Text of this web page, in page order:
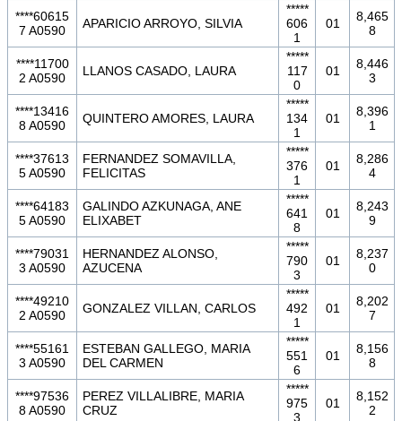
****60615
7 A0590
APARICIO ARROYO, SILVIA
*****
606
1
01
8,465
8
****11700
2 A0590
LLANOS CASADO, LAURA
*****
117
0
01
8,446
3
****13416
8 A0590
QUINTERO AMORES, LAURA
*****
134
1
01
8,396
1
****37613
5 A0590
FERNANDEZ SOMAVILLA,
FELICITAS
*****
376
1
01
8,286
4
****64183
5 A0590
GALINDO AZKUNAGA, ANE
ELIXABET
*****
641
8
01
8,243
9
****79031
3 A0590
HERNANDEZ ALONSO,
AZUCENA
*****
790
3
01
8,237
0
****49210
2 A0590
GONZALEZ VILLAN, CARLOS
*****
492
1
01
8,202
7
****55161
3 A0590
ESTEBAN GALLEGO, MARIA
DEL CARMEN
*****
551
6
01
8,156
8
****97536
8 A0590
PEREZ VILLALIBRE, MARIA
CRUZ
*****
975
3
01
8,152
2